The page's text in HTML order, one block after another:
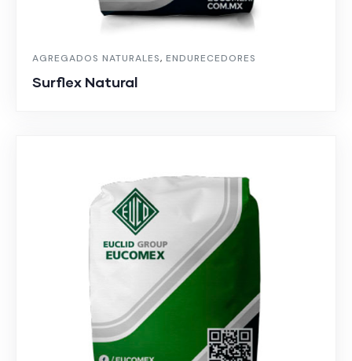
AGREGADOS NATURALES, ENDURECEDORES
Surflex Natural